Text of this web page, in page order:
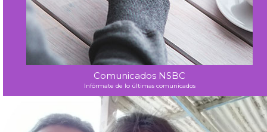
Comunicados NSBC
Infórmate de lo últimas comunicados